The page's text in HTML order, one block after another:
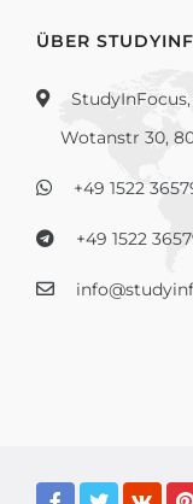
ÜBER
Wotanstr 30,
+49 1522
+49 1522